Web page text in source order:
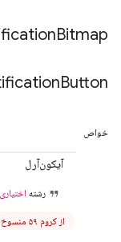
Bitmap
Button
خواص
آیکون‌آرل
رشته اختیاری
از کروم ۵۹ منسوخ شده است